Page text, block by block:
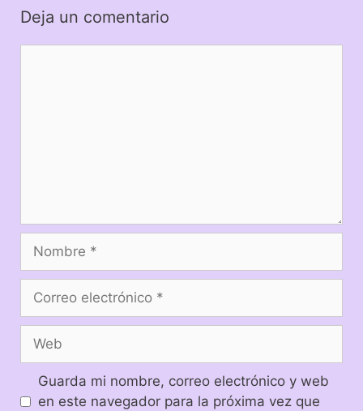
Deja un comentario
Guarda mi nombre, correo electrónico y web
en este navegador para la próxima vez que